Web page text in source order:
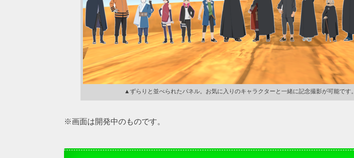
▲ずらりと並べられたパネル。お気に入りのキャラクターと一緒に記念撮影が可能です。
※画面は開発中のものです。